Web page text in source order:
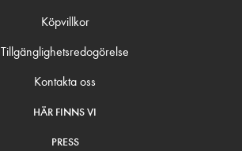
Köpvillkor
Tillgänglighetsredogörelse
Kontakta oss
HÄR FINNS VI
PRESS